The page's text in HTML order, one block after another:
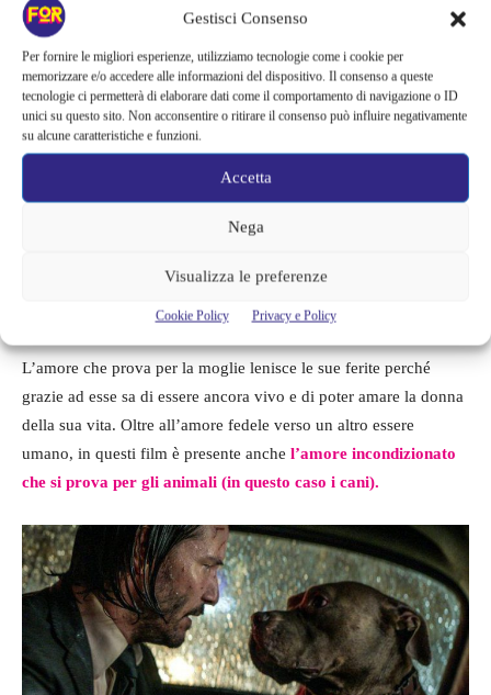
Gestisci Consenso
Per fornire le migliori esperienze, utilizziamo tecnologie come i cookie per
memorizzare e/o accedere alle informazioni del dispositivo. Il consenso a queste
tecnologie ci permetterà di elaborare dati come il comportamento di navigazione o ID
unici su questo sito. Non acconsentire o ritirare il consenso può influire negativamente
su alcune caratteristiche e funzioni.
Accetta
Nega
Visualizza le preferenze
Cookie Policy Privacy e Policy
possibilità di continuare a ricordarsi di lei.
L’amore che prova per la moglie lenisce le sue ferite perché
grazie ad esse sa di essere ancora vivo e di poter amare la donna
della sua vita. Oltre all’amore fedele verso un altro essere
umano, in questi film è presente anche l’amore incondizionato
che si prova per gli animali (in questo caso i cani).